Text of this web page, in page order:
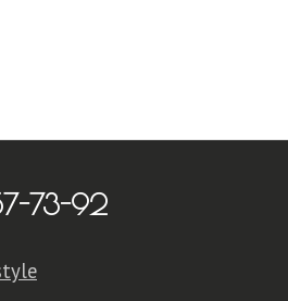
73-92